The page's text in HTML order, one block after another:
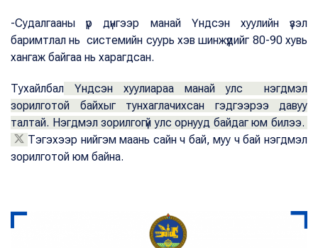
-Судалгааны үр дүнгээр манай Үндсэн хуулийн үзэл
баримтлал нь системийн суурь хэв шинжүүдийг 80-90 хувь
хангаж байгаа нь харагдсан.
Тухайлбал Үндсэн хуулиараа манай улс нэгдмэл
зорилготой байхыг тунхаглачихсан гэдгээрээ давуу
талтай. Нэгдмэл зорилгогүй улс орнууд байдаг юм билээ.
Тэгэхээр нийгэм маань сайн ч бай, муу ч бай нэгдмэл
зорилготой юм байна.